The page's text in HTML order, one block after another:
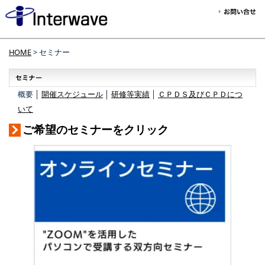
HOME> セミナー
概要 │ 開催スケジュール 研修等実績
ＣＰＤＳ及びＣＰＤにつ
いて
ご希望のセミナーをクリック